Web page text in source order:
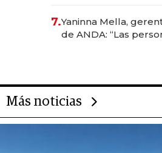
7.Yaninna Mella,
de ANDA: “Las
Más noticias